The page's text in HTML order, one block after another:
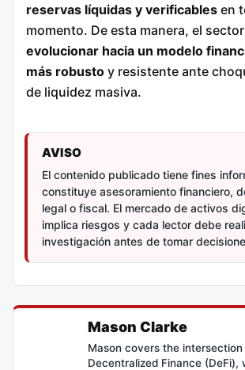
reservas líquidas y verificables en
momento. De esta manera, el
evolucionar hacia un modelo
más robusto y resistente ante
de liquidez masiva.
AVISO
El contenido publicado tiene fines
constituye asesoramiento financiero,
legal o fiscal. El mercado de activos
implica riesgos y cada lector debe
investigación antes de tomar
Mason Clarke
Mason covers the
Decentralized Finance (DeFi),